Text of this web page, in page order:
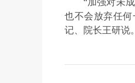
“加强对未
也不会放弃任
记、院长王研说。